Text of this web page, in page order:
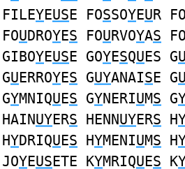
FILEYEUSE FOSSOYEUR FO
FOUDROYES FOURVOYAS FO
GIBOYEUSE GOYESQUES GU
GUERROYES GUYANAISE G
GYMNIQUES GYNERIUMS G
HAINUYERS HENNUYERS H
HYDRIQUES HYMENIUMS H
JOYEUSETE KYMRIQUES K